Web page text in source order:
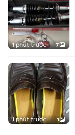
1 phút trước 7
1 phút trước 1